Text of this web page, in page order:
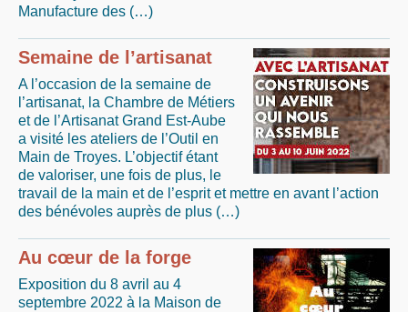
Manufacture des (…)
Semaine de l’artisanat
A l’occasion de la semaine de
l’artisanat, la Chambre de Métiers
et de l’Artisanat Grand Est-Aube
a visité les ateliers de l’Outil en
Main de Troyes. L’objectif étant
de valoriser, une fois de plus, le
travail de la main et de l’esprit et mettre en avant l’action
des bénévoles auprès de plus (…)
Au cœur de la forge
Exposition du 8 avril au 4
septembre 2022 à la Maison de